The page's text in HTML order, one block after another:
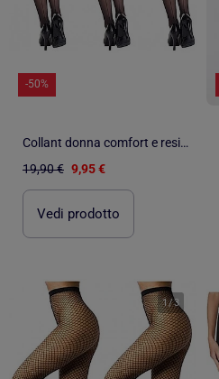
-50%
Collant donna comfort e resistenza DIAMANTINO - Confezione da 3
19,90 € 9,95 €
Vedi prodotto
1/3